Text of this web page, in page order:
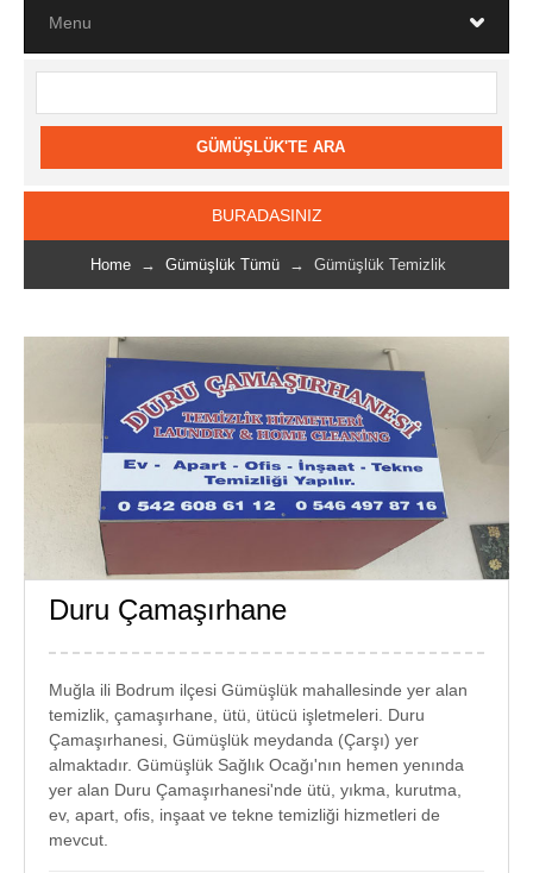
BURADASINIZ
Home → Gümüşlük Tümü → Gümüşlük Temizlik
GÜMÜŞLÜK
Duru Çamaşırhane
Muğla ili Bodrum ilçesi Gümüşlük mahallesinde yer alan
temizlik, çamaşırhane, ütü, ütücü işletmeleri. Duru
Çamaşırhanesi, Gümüşlük meydanda (Çarşı) yer
almaktadır. Gümüşlük Sağlık Ocağı'nın hemen yenında
yer alan Duru Çamaşırhanesi'nde ütü, yıkma, kurutma,
ev, apart, ofis, inşaat ve tekne temizliği hizmetleri de
mevcut.